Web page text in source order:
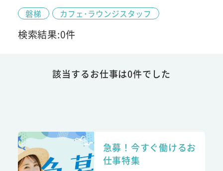
磐梯 カフェ･ラウンジスタッフ
検索結果:0件
該当するお仕事は0件でした
急募！今すぐ働けるお
仕事特集